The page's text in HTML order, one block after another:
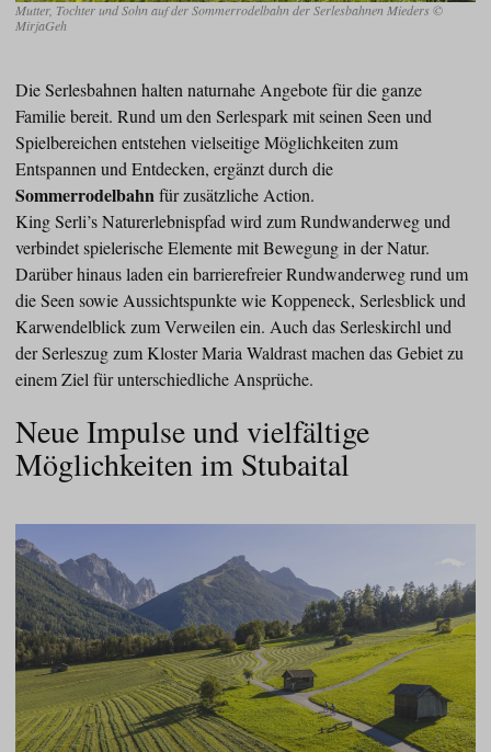
Mutter, Tochter und Sohn auf der Sommerrodelbahn der Serlesbahnen Mieders ©
MirjaGeh
Die Serlesbahnen halten naturnahe Angebote für die ganze
Familie bereit. Rund um den Serlespark mit seinen Seen und
Spielbereichen entstehen vielseitige Möglichkeiten zum
Entspannen und Entdecken, ergänzt durch die
Sommerrodelbahnfür zusätzliche Action.
King Serli’s Naturerlebnispfad wird zum Rundwanderweg und
verbindet spielerische Elemente mit Bewegung in der Natur.
Darüber hinaus laden ein barrierefreier Rundwanderweg rund um
die Seen sowie Aussichtspunkte wie Koppeneck, Serlesblick und
Karwendelblick zum Verweilen ein. Auch das Serleskirchl und
der Serleszug zum Kloster Maria Waldrast machen das Gebiet zu
einem Ziel für unterschiedliche Ansprüche.
Neue Impulse und vielfältige
Möglichkeiten im Stubaital